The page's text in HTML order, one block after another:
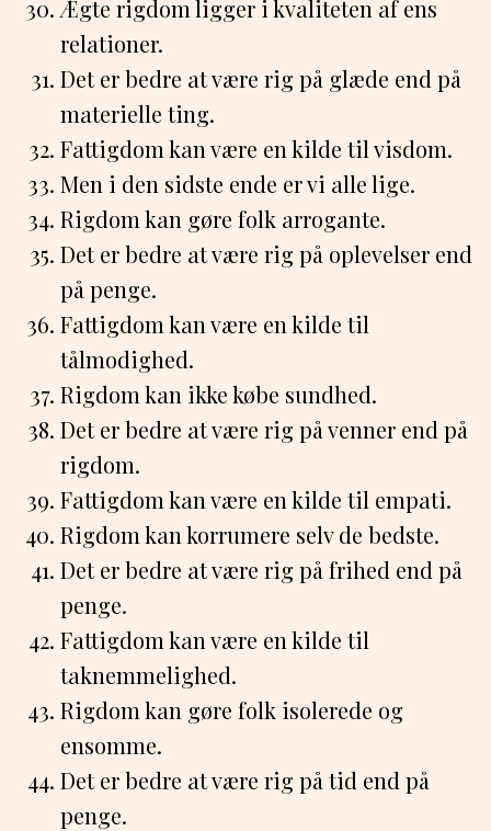
Ægte rigdom ligger i kvaliteten af ens
relationer.
Det er bedre at være rig på glæde end på
materielle ting.
Fattigdom kan være en kilde til visdom.
Men i den sidste ende er vi alle lige.
Rigdom kan gøre folk arrogante.
Det er bedre at være rig på oplevelser end
på penge.
Fattigdom kan være en kilde til
tålmodighed.
Rigdom kan ikke købe sundhed.
Det er bedre at være rig på venner end på
rigdom.
Fattigdom kan være en kilde til empati.
Rigdom kan korrumere selv de bedste.
Det er bedre at være rig på frihed end på
penge.
Fattigdom kan være en kilde til
taknemmelighed.
Rigdom kan gøre folk isolerede og
ensomme.
Det er bedre at være rig på tid end på
penge.